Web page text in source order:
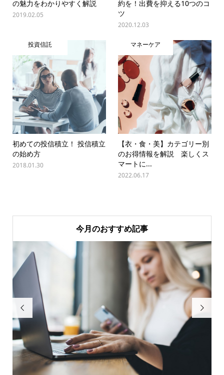
の魅力をわかりやすく解説
2019.02.05
約を！出費を抑える10つのコ
ツ
2020.12.03
投資信託
初めての投信積立！ 投信積立
の始め方
2018.01.30
マネーケア
【衣・食・美】カテゴリー別
のお得情報を解説 楽しくス
マートに...
2022.06.17
今月のおすすめ記事
 